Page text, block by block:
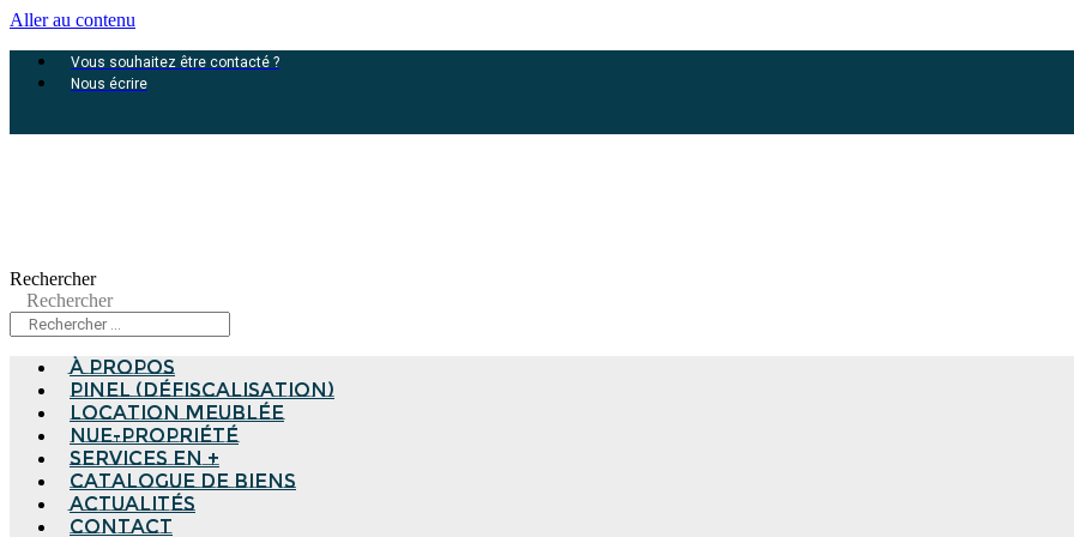
Aller au contenu
Vous souhaitez être contacté ?
Nous écrire
Rechercher
Rechercher
à propos
Pinel (Défiscalisation)
Location meublée
Nue-propriété
Services en +
Catalogue de biens
Actualités
Contact